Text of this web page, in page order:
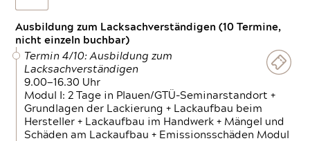
Ausbildung zum Lacksachverständigen (10 Termine,
nicht einzeln buchbar)
Termin 4/10: Ausbildung zum
Lacksachverständigen
9.00—16.30 Uhr
Modul I: 2 Tage in Plauen/GTÜ-Seminarstandort +
Grundlagen der Lackierung + Lackaufbau beim
Hersteller + Lackaufbau im Handwerk + Mängel und
Schäden am Lackaufbau + Emissionsschäden Modul